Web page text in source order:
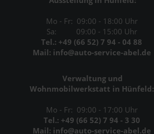
Mo - Fr: 09:00 - 18:00 Uhr
Sa: 09:00 - 15:00 Uhr
Tel.: +49 (66 52) 7 94 - 04 88
Mail: info@auto-service-abel.de
Verwaltung und
Wohnmobilwerkstatt in Hünfeld:
Mo - Fr: 09:00 - 17:00 Uhr
Tel.: +49 (66 52) 7 94 - 3 30
Mail: info@auto-service-abel.de